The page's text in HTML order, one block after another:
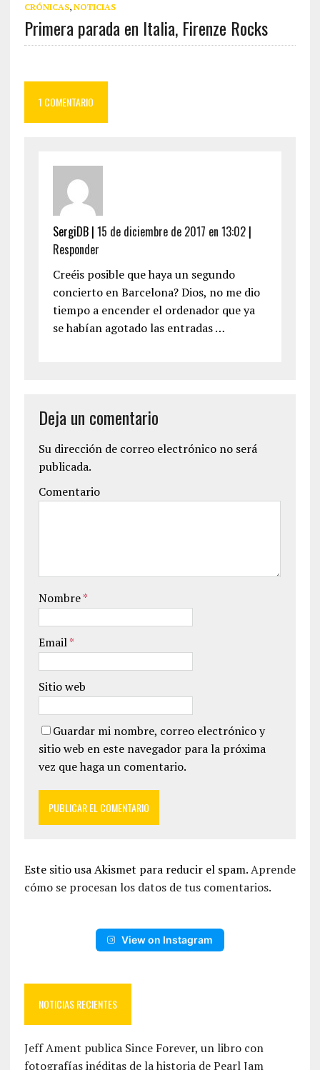
CRÓNICAS, NOTICIAS
Primera parada en Italia, Firenze Rocks
1 COMENTARIO
SergiDB| 15 de diciembre de 2017 en 13:02|
Responder
Creéis posible que haya un segundo
concierto en Barcelona? Dios, no me dio
tiempo a encender el ordenador que ya
se habían agotado las entradas …
Deja un comentario
Su dirección de correo electrónico no será
publicada.
Comentario
Nombre*
Email*
Sitio web
Guardar mi nombre, correo electrónico y
sitio web en este navegador para la próxima
vez que haga un comentario.
Este sitio usa Akismet para reducir el spam.Aprende
cómo se procesan los datos de tus comentarios.
View on Instagram
NOTICIAS RECIENTES
Jeff Ament publica Since Forever, un libro con
fotografías inéditas de la historia de Pearl Jam